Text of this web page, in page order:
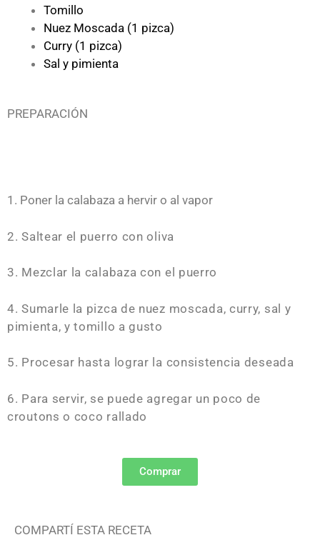
Tomillo
Nuez Moscada (1 pizca)
Curry (1 pizca)
Sal y pimienta
PREPARACIÓN
1. Poner la calabaza a hervir o al vapor
2. Saltear el puerro con oliva
3. Mezclar la calabaza con el puerro
4. Sumarle la pizca de nuez moscada, curry, sal y
pimienta, y tomillo a gusto
5. Procesar hasta lograr la consistencia deseada
6. Para servir, se puede agregar un poco de
croutons o coco rallado
Comprar
COMPARTÍ ESTA RECETA